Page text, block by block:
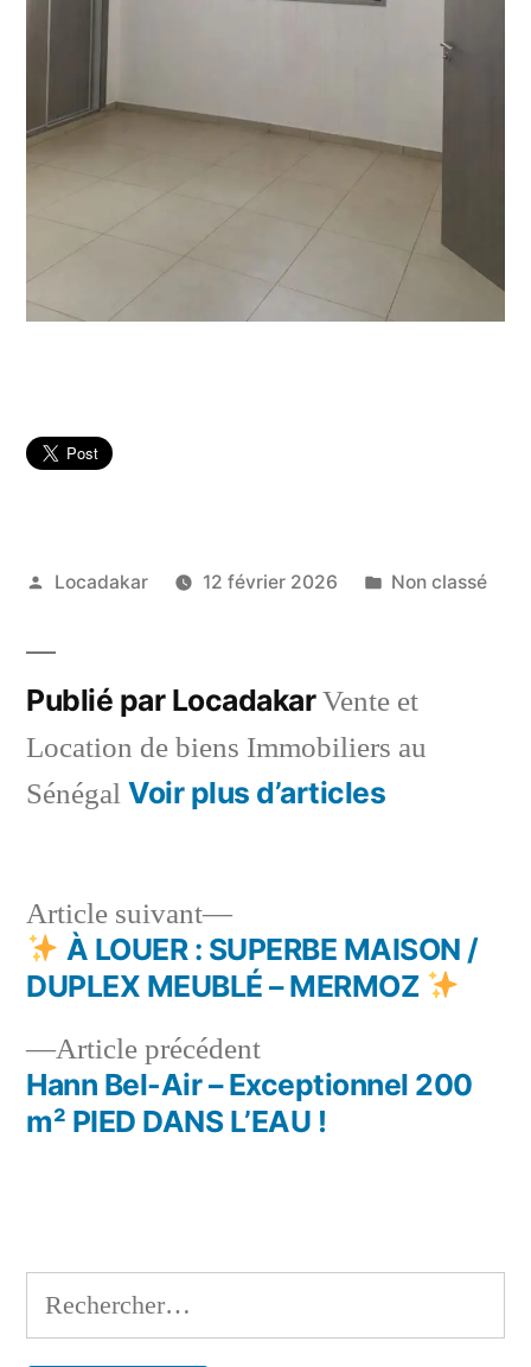
Publié
Locadakar 12 février 2026
Publié
Non classé
Publié par LocadakarVente et
Location de biens Immobiliers au
Sénégal Voir plus d’articles
Navigation
l’article
Article précédentArticle
précédent :
Hann Bel-Air – Exceptionnel 200
m² PIED DANS L’EAU !
Article suivant
Article
suivant :
À LOUER : SUPERBE MAISON /
DUPLEX MEUBLÉ – MERMOZ
Rechercher :